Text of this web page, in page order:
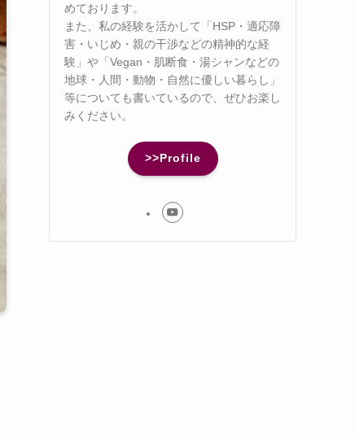
めております。
また、私の経験を活かして「HSP・適応障
害・いじめ・親の干渉などの精神的な経
験」や「Vegan・肌断食・湯シャンなどの
地球・人間・動物・自然に優しい暮らし」
等についても書いているので、ぜひお楽し
みください。
>>Profile